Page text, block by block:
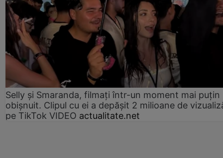
Selly și Smaranda, filmați într-un moment mai puțin
obișnuit. Clipul cu ei a depășit 2 milioane de
pe TikTok VIDEO actualitate.net